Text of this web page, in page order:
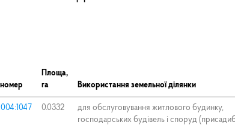
Площа,
га
Використання земельної ділянки
0.0332
для обслуговування житлового будинку,
господарських будівель і споруд